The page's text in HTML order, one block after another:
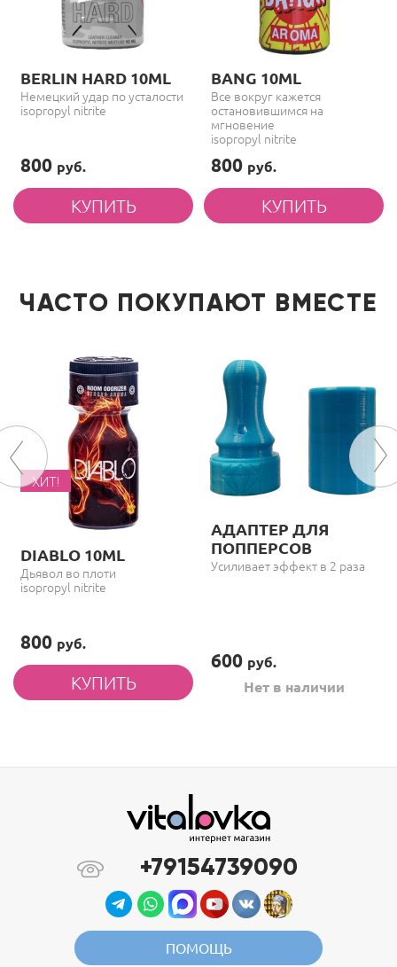
BERLIN HARD 10ML
Немецкий удар по усталости
isopropyl nitrite
800 руб.
BANG 10ML
Все вокруг кажется
остановившимся на
мгновение
isopropyl nitrite
800 руб.
ЧАСТО ПОКУПАЮТ ВМЕСТЕ
ХИТ!
DIABLO 10ML
Дьявол во плоти
isopropyl nitrite
800 руб.
АДАПТЕР ДЛЯ
ПОППЕРСОВ
Усиливает эффект в 2 раза
600 руб.
Нет в наличии
+79154739090
ПОМОЩЬ